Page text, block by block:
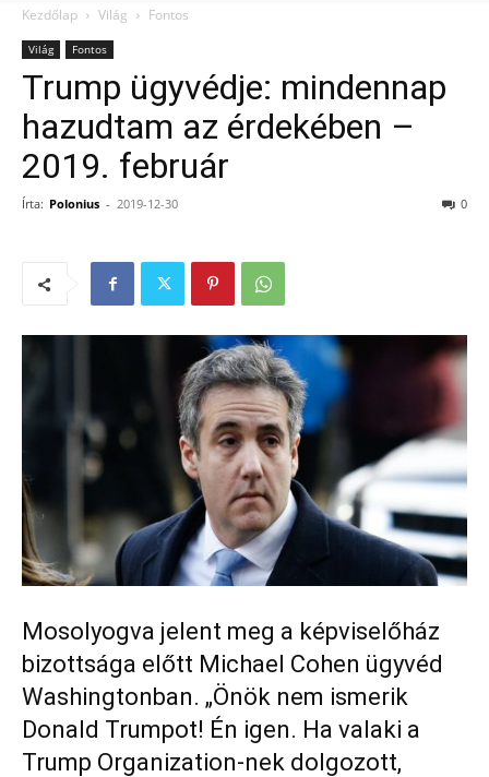
Kezdőlap Világ Fontos
Világ Fontos
Trump ügyvédje: mindennap
hazudtam az érdekében –
2019. február
Írta: Polonius - 2019-12-30 0
Mosolyogva jelent meg a képviselőház
bizottsága előtt Michael Cohen ügyvéd
Washingtonban. „Önök nem ismerik
Donald Trumpot! Én igen. Ha valaki a
Trump Organization-nek dolgozott,